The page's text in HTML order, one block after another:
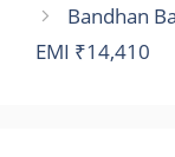
Bandhan
EMI ₹14,410